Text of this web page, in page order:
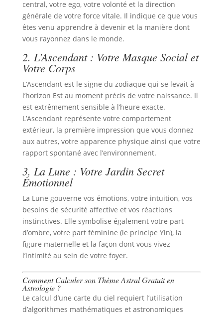
central, votre ego, votre volonté et la direction
générale de votre force vitale. Il indique ce que vous
êtes venu apprendre à devenir et la manière dont
vous rayonnez dans le monde.
2. L’Ascendant : Votre Masque Social et
Votre Corps
L’Ascendant est le signe du zodiaque qui se levait à
l’horizon Est au moment précis de votre naissance. Il
est extrêmement sensible à l’heure exacte.
L’Ascendant représente votre comportement
extérieur, la première impression que vous donnez
aux autres, votre apparence physique ainsi que votre
rapport spontané avec l’environnement.
3. La Lune : Votre Jardin Secret
Émotionnel
La Lune gouverne vos émotions, votre intuition, vos
besoins de sécurité affective et vos réactions
instinctives. Elle symbolise également votre part
d’ombre, votre part féminine (le principe Yin), la
figure maternelle et la façon dont vous vivez
l’intimité au sein de votre foyer.
Comment Calculer son Thème Astral Gratuit en
Astrologie ?
Le calcul d’une carte du ciel requiert l’utilisation
d’algorithmes mathématiques et astronomiques